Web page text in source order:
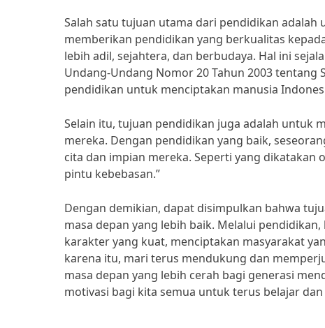
Salah satu tujuan utama dari pendidikan
memberikan pendidikan yang berkualitas
lebih adil, sejahtera, dan berbudaya. Hal ini
Undang-Undang Nomor 20 Tahun 2003
pendidikan untuk menciptakan manusia
Selain itu, tujuan pendidikan juga adalah untuk
mereka. Dengan pendidikan yang baik,
cita dan impian mereka. Seperti yang dikatakan
pintu kebebasan.”
Dengan demikian, dapat disimpulkan bahwa
masa depan yang lebih baik. Melalui
karakter yang kuat, menciptakan masyarakat
karena itu, mari terus mendukung dan
masa depan yang lebih cerah bagi generasi
motivasi bagi kita semua untuk terus belajar